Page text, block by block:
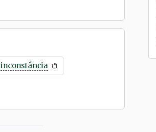
inconstância